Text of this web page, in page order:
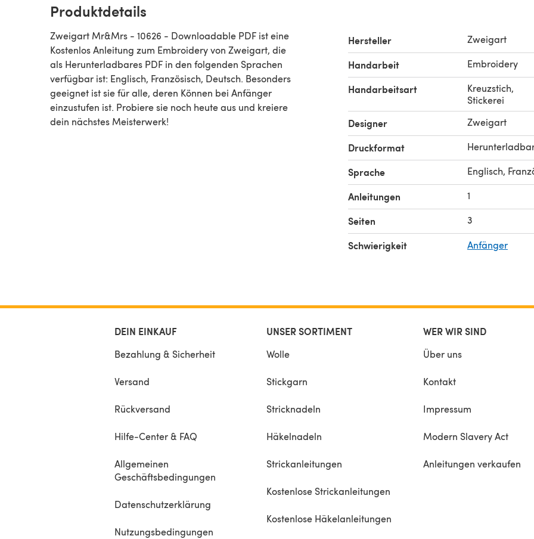
Produktdetails
Zweigart Mr&Mrs - 10626 - Downloadable PDF ist eine
Kostenlos Anleitung zum Embroidery von Zweigart, die
als Herunterladbares PDF in den folgenden Sprachen
verfügbar ist: Englisch, Französisch, Deutsch. Besonders
geeignet ist sie für alle, deren Können bei Anfänger
einzustufen ist. Probiere sie noch heute aus und kreiere
dein nächstes Meisterwerk!
Hersteller Zweigart
Handarbeit Embroidery
Handarbeitsart Kreuzstich,
Stickerei
Designer Zweigart
Druckformat
Sprache Englisch,
Anleitungen 1
Seiten 3
Schwierigkeit Anfänger
DEIN EINKAUF
Bezahlung & Sicherheit
Versand
Rückversand
Hilfe-Center & FAQ
Allgemeinen
Geschäftsbedingungen
Datenschutzerklärung
Nutzungsbedingungen
UNSER SORTIMENT
Wolle
Stickgarn
Stricknadeln
Häkelnadeln
Strickanleitungen
Kostenlose Strickanleitungen
Kostenlose Häkelanleitungen
WER WIR SIND
Über uns
Kontakt
Impressum
Modern Slavery Act
Anleitungen verkaufen